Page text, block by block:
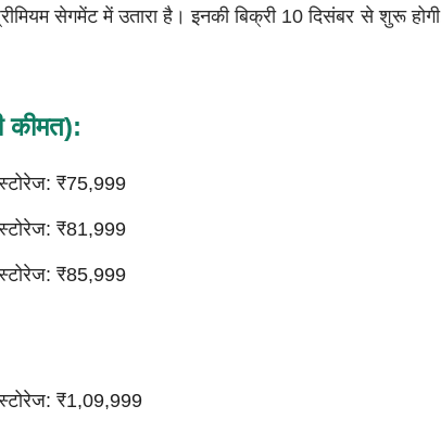
सेगमेंट में उतारा है। इनकी बिक्री 10 दिसंबर से शुरू
₹75,999
₹81,999
₹85,999
₹1,09,999